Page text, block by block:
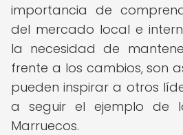
importancia de
del mercado local e
la necesidad de
frente a los cambios, son
pueden inspirar a otros
a seguir el ejemplo de
Marruecos.